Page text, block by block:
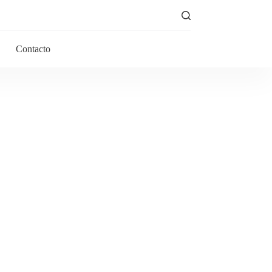
Contacto